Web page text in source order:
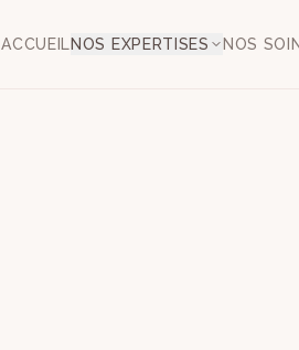
ACCUEIL NOS EXPERTISES NOS